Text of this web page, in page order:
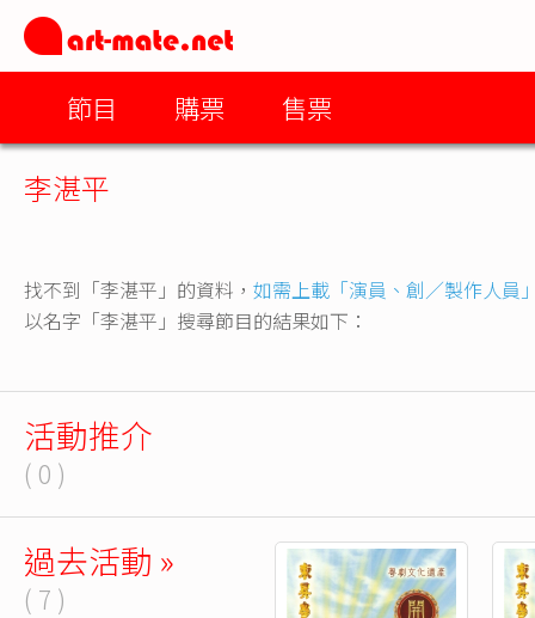
節目 購票 售票
李湛平
找不到「李湛平」的資料， 如需上載「演員、創／製作人員
以名字「李湛平」搜尋節目的結果如下：
活動推介
( 0 )
過去活動 »
( 7 )